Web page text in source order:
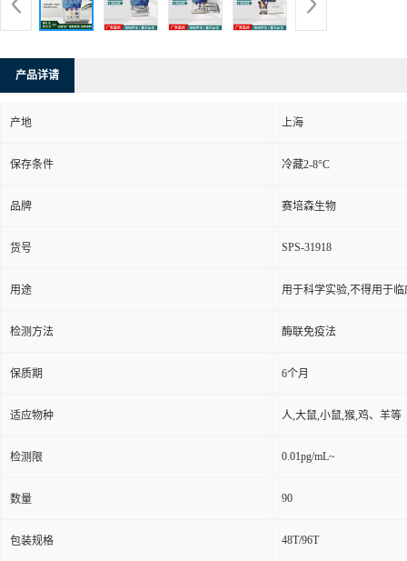
产品详请
产地 上海
保存条件 冷藏2-8°C
品牌 赛培森生物
货号 SPS-31918
用途 用于科学实验,不得用于临
检测方法 酶联免疫法
保质期 6个月
适应物种 人,大鼠,小鼠,猴,鸡、羊等
检测限 0.01pg/mL~
数量 90
包装规格 48T/96T